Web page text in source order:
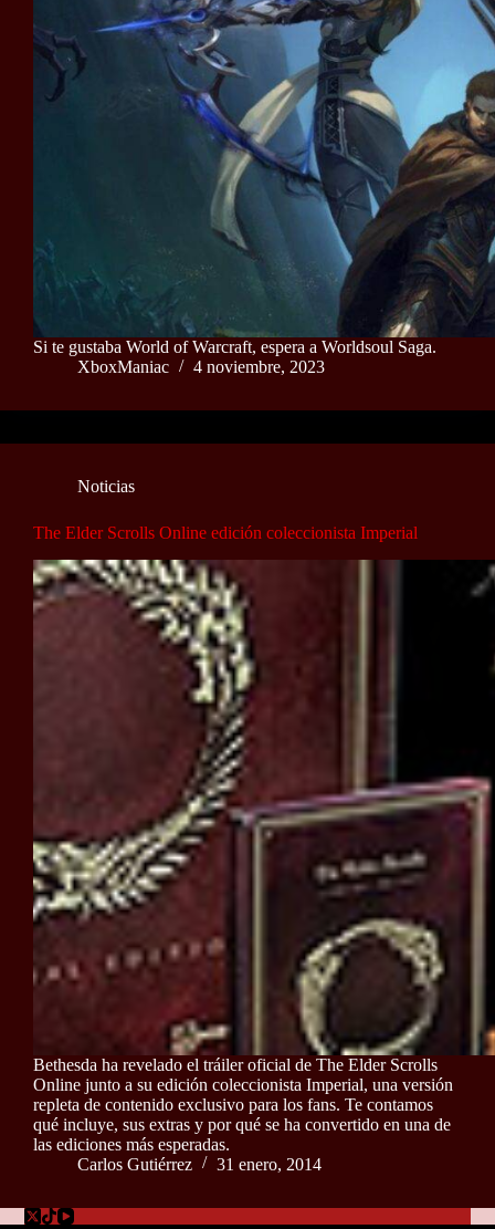
Si te gustaba World of Warcraft, espera a Worldsoul Saga.
XboxManiac
4 noviembre, 2023
Noticias
The Elder Scrolls Online edición coleccionista Imperial
Bethesda ha revelado el tráiler oficial de The Elder Scrolls
Online junto a su edición coleccionista Imperial, una versión
repleta de contenido exclusivo para los fans. Te contamos
qué incluye, sus extras y por qué se ha convertido en una de
las ediciones más esperadas.
Carlos Gutiérrez
31 enero, 2014